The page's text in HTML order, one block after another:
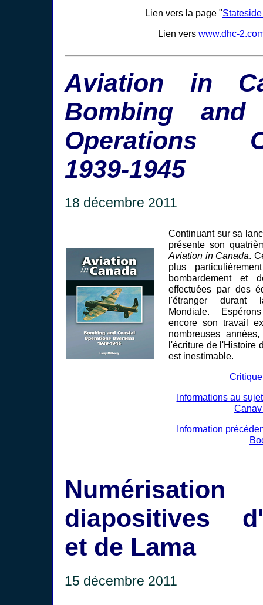
Lien vers la page "
Lien vers www.dhc-
Aviation in
Bombing and
Operations
1939-1945
18 décembre 2011
Continuant sur sa
présente son
Aviation in Canada.
plus
bombardement et
effectuées par des
l'étranger durant
Mondiale.
encore son travail
nombreuses
l'écriture de l'Histoire
est inestimable.
Informations au
Information
diapositives
et de Lama
15 décembre 2011